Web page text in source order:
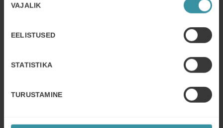
valik
VAJALIK
EELISTUSED
STATISTIKA
TURUSTAMINE
boosted its sales prospecting with